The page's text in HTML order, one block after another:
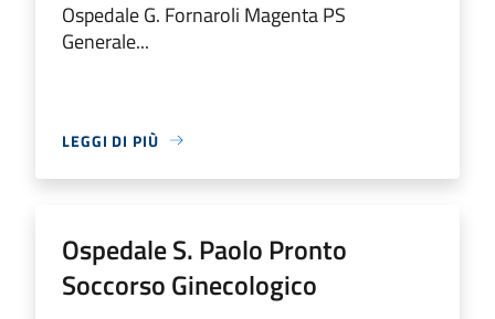
Ospedale G. Fornaroli Magenta PS
Generale...
LEGGI DI PIÙ
Ospedale S. Paolo Pronto
Soccorso Ginecologico